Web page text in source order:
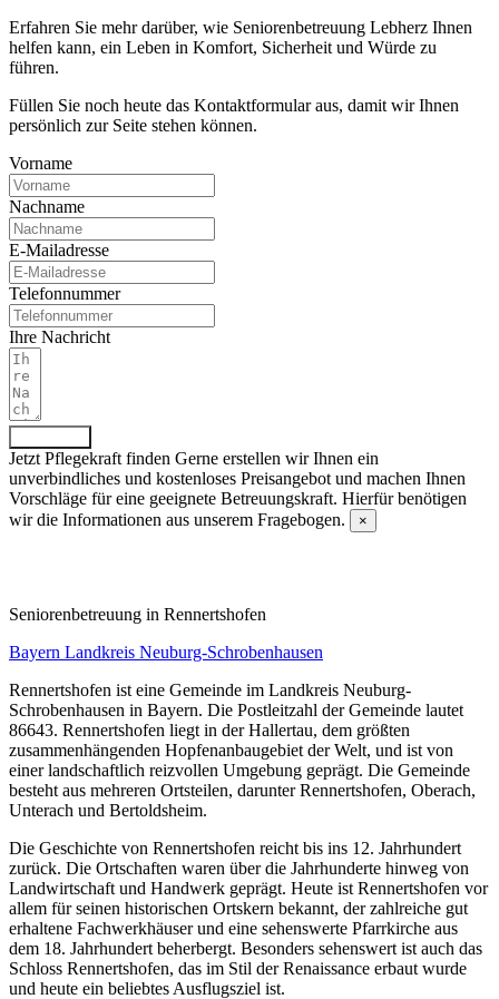
Erfahren Sie mehr darüber, wie Seniorenbetreuung Lebherz Ihnen
helfen kann, ein Leben in Komfort, Sicherheit und Würde zu
führen.
Füllen Sie noch heute das Kontaktformular aus, damit wir Ihnen
persönlich zur Seite stehen können.
Vorname
Nachname
E-Mailadresse
Telefonnummer
Ihre Nachricht
Jetzt Pflegekraft finden Gerne erstellen wir Ihnen ein
unverbindliches und kostenloses Preisangebot und machen Ihnen
Vorschläge für eine geeignete Betreuungskraft. Hierfür benötigen
wir die Informationen aus unserem Fragebogen.
×
Senioren­betreuung in Rennertshofen
Bayern Landkreis Neuburg-Schrobenhausen
Rennertshofen ist eine Gemeinde im Landkreis Neuburg-
Schrobenhausen in Bayern. Die Postleitzahl der Gemeinde lautet
86643. Rennertshofen liegt in der Hallertau, dem größten
zusammenhängenden Hopfenanbaugebiet der Welt, und ist von
einer landschaftlich reizvollen Umgebung geprägt. Die Gemeinde
besteht aus mehreren Ortsteilen, darunter Rennertshofen, Oberach,
Unterach und Bertoldsheim.
Die Geschichte von Rennertshofen reicht bis ins 12. Jahrhundert
zurück. Die Ortschaften waren über die Jahrhunderte hinweg von
Landwirtschaft und Handwerk geprägt. Heute ist Rennertshofen vor
allem für seinen historischen Ortskern bekannt, der zahlreiche gut
erhaltene Fachwerkhäuser und eine sehenswerte Pfarrkirche aus
dem 18. Jahrhundert beherbergt. Besonders sehenswert ist auch das
Schloss Rennertshofen, das im Stil der Renaissance erbaut wurde
und heute ein beliebtes Ausflugsziel ist.